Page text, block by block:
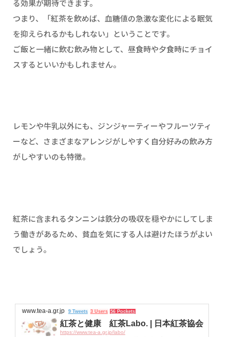
る効果が期待できます。
つまり、「紅茶を飲めば、血糖値の急激な変化による眠気
を抑えられるかもしれない」ということです。
ご飯と一緒に飲む飲み物として、昼食時や夕食時にチョイ
スするといいかもしれません。
レモンや牛乳以外にも、ジンジャーティーやフルーツティ
ーなど、さまざまなアレンジがしやすく自分好みの飲み方
がしやすいのも特徴。
紅茶に含まれるタンニンは鉄分の吸収を穏やかにしてしま
う働きがあるため、貧血を気にする人は避けたほうがよい
でしょう。
www.tea-a.gr.jp 9 Tweets 3 Users 56 Pockets
紅茶と健康 紅茶Labo. | 日本紅茶協会
https://www.tea-a.gr.jp/labo/